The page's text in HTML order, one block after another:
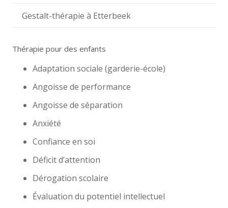
Gestalt-thérapie à Etterbeek
Thérapie pour des enfants
Adaptation sociale (garderie-école)
Angoisse de performance
Angoisse de séparation
Anxiété
Confiance en soi
Déficit d’attention
Dérogation scolaire
Évaluation du potentiel intellectuel